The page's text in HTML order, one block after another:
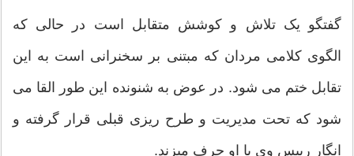
گفتگو یک تلاش و کوشش متقابل است در حالی که
الگوی کلامی مردان که مبتنی بر سخنرانی است به این
تقابل ختم می شود. در عوض به شنونده این طور القا می
شود که تحت مدیریت و طرح ریزی قبلی قرار گرفته و
انگار رییس وی با او حرف میزند.